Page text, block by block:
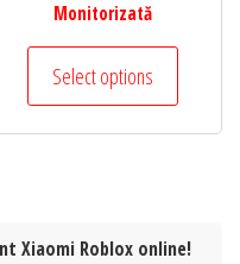
Monitorizată
Select options
Xiaomi Roblox online!